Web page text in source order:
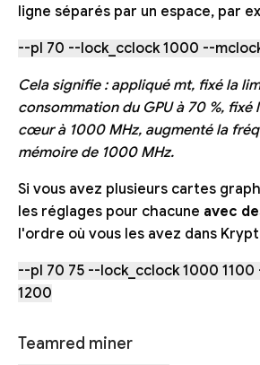
ligne séparés par un espace, par
--pl 70 --lock_cclock 1000 --
Cela signifie : appliqué mt, fixé la
consommation du GPU à 70 %, fixé
cœur à 1000 MHz, augmenté la
mémoire de 1000 MHz.
Si vous avez plusieurs cartes
les réglages pour chacune avec
l'ordre où vous les avez dans
--pl 70 75 --lock_cclock 1000
1200
Teamred miner